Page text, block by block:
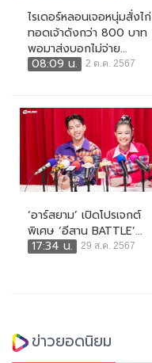
ไรเดอร์หลอนเจอหนุ่มสั่งไก่
ทอดเจ้าดังกว่า 800 บาท
พอมาส่งบอกไม่จ่าย...
08:09 น.
2 ต.ค. 2567
‘อาร์สยาม’ เปิดโปรเจกต์
พิเศษ ‘อีสาน BATTLE’...
17:34 น.
29 ส.ค. 2567
ข่าวยอดนิยม